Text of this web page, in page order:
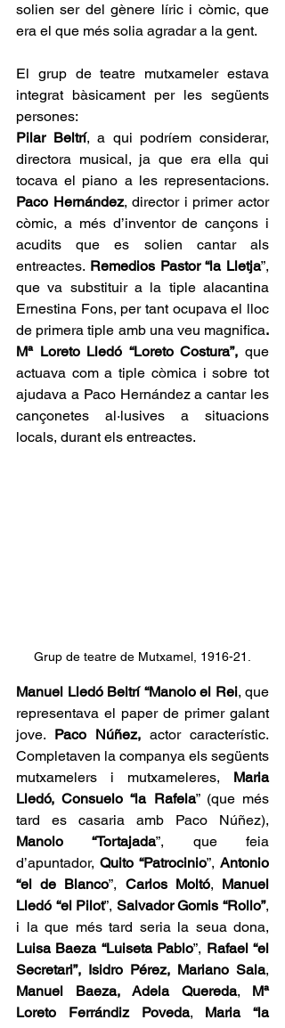
solien ser del gènere líric i còmic, que
era el que més solia agradar a la gent.
El grup de teatre mutxameler estava
integrat bàsicament per les següents
persones:
Pilar Beltrí, a qui podríem considerar,
directora musical, ja que era ella qui
Paco Hernández, director i primer actor
còmic, a més d’inventor de cançons i
acudits que es solien cantar als
entreactes. Remedios Pastor “la Lletja”,
que va substituir a la tiple alacantina
Ernestina Fons, per tant ocupava el lloc
de primera tiple amb una veu magnifica.
Mª Loreto Lledó “Loreto Costura”, que
actuava com a tiple còmica i sobre tot
ajudava a Paco Hernández a cantar les
cançonetes al·lusives a situacions
locals, durant els entreactes.
Grup de teatre de Mutxamel, 1916-21.
Manuel Lledó Beltrí “Manolo el Rei, que
representava el paper de primer galant
jove. Paco Núñez, actor característic.
Completaven la companya els següents
mutxamelers i mutxameleres, Maria
Lledó, Consuelo “la Rafela” (que més
Manolo “Tortajada”, que feia
d’apuntador, Quito “Patrocinio”, Antonio
“el de Blanco”, Carlos Moltó, Manuel
Lledó “el Pilot”, Salvador Gomis “Rollo”,
Luisa Baeza “Luiseta Pablo”, Rafael “el
Secretari”, Isidro Pérez, Mariano Sala
Manuel Baeza, Adela Quereda, Mª
Loreto Ferrándiz Poveda, Maria “la